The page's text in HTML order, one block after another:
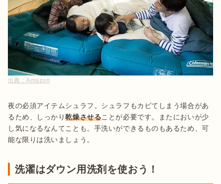
出典：Amazon
夜の必須アイテムシュラフ。シュラフもカビてしまう場合があ
るため、しっかり乾燥させることが必要です。またにおいが少
し気になるなんてことも。手洗いができるものもあるため、可
能な限りは洗いましょう。
洗濯はダウン用洗剤を使おう！